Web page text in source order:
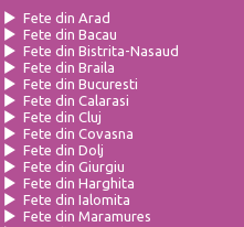
Fete din Arad
Fete din Bacau
Fete din Bistrita-Nasaud
Fete din Braila
Fete din Bucuresti
Fete din Calarasi
Fete din Cluj
Fete din Covasna
Fete din Dolj
Fete din Giurgiu
Fete din Harghita
Fete din Ialomita
Fete din Maramures